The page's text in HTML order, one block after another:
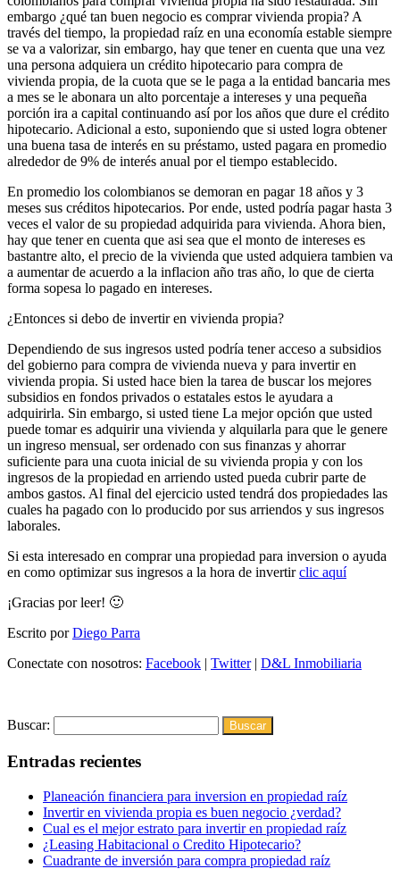
embargo ¿qué tan buen negocio es comprar vivienda propia? A
través del tiempo, la propiedad raíz en una economía estable siempre
se va a valorizar, sin embargo, hay que tener en cuenta que una vez
una persona adquiera un crédito hipotecario para compra de
vivienda propia, de la cuota que se le paga a la entidad bancaria mes
a mes se le abonara un alto porcentaje a intereses y una pequeña
porción ira a capital continuando así por los años que dure el crédito
hipotecario. Adicional a esto, suponiendo que si usted logra obtener
una buena tasa de interés en su préstamo, usted pagara en promedio
alrededor de 9% de interés anual por el tiempo establecido.
En promedio los colombianos se demoran en pagar 18 años y 3
meses sus créditos hipotecarios. Por ende, usted podría pagar hasta 3
veces el valor de su propiedad adquirida para vivienda. Ahora bien,
hay que tener en cuenta que asi sea que el monto de intereses es
bastantre alto, el precio de la vivienda que usted adquiera tambien va
a aumentar de acuerdo a la inflacion año tras año, lo que de cierta
forma sopesa lo pagado en intereses.
¿Entonces si debo de invertir en vivienda propia?
Dependiendo de sus ingresos usted podría tener acceso a subsidios
del gobierno para compra de vivienda nueva y para invertir en
vivienda propia. Si usted hace bien la tarea de buscar los mejores
subsidios en fondos privados o estatales estos le ayudara a
adquirirla. Sin embargo, si usted tiene La mejor opción que usted
puede tomar es adquirir una vivienda y alquilarla para que le genere
un ingreso mensual, ser ordenado con sus finanzas y ahorrar
suficiente para una cuota inicial de su vivienda propia y con los
ingresos de la propiedad en arriendo usted pueda cubrir parte de
ambos gastos. Al final del ejercicio usted tendrá dos propiedades las
cuales ha pagado con lo producido por sus arriendos y sus ingresos
laborales.
Si esta interesado en comprar una propiedad para inversion o ayuda
en como optimizar sus ingresos a la hora de invertirclic aquí
¡Gracias por leer! 🙂
Escrito porDiego Parra
Conectate con nosotros: Facebook | Twitter| D&L Inmobiliaria
Buscar:
Entradas recientes
Planeación financiera para inversion en propiedad raíz
Invertir en vivienda propia es buen negocio ¿verdad?
Cual es el mejor estrato para invertir en propiedad raíz
¿Leasing Habitacional o Credito Hipotecario?
Cuadrante de inversión para compra propiedad raíz